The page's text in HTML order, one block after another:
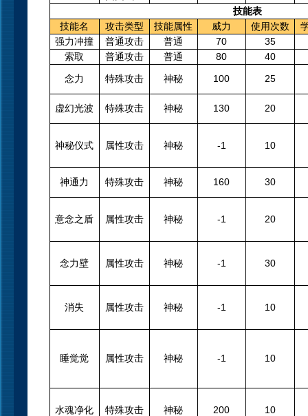
技能表
技能名
攻击类型 技能属性 威力 使用次数
强力冲撞
普通攻击 普通 70
35
索取
普通攻击 普通 80
40
念力
特殊攻击 神秘 100 25
虚幻光波 特殊攻击 神秘 130 20
神秘仪式 属性攻击 神秘 -1 10
神通力 特殊攻击 神秘 160 30
意念之盾 属性攻击 神秘 -1 20
念力壁 属性攻击 神秘 -1 30
消失 属性攻击 神秘 -1 10
睡觉觉 属性攻击 神秘 -1 10
水魂净化 特殊攻击 神秘 200 10